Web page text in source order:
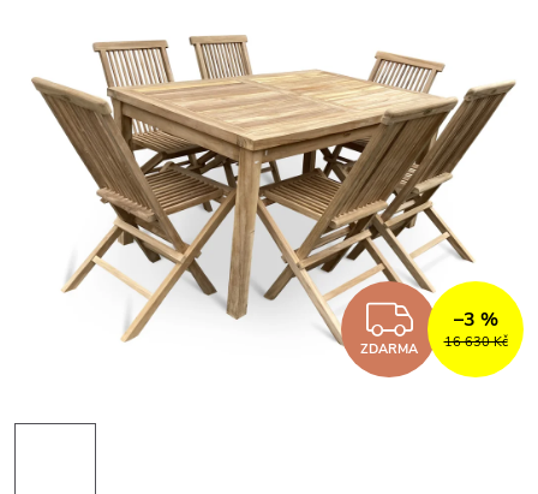
ZDARMA 16 630 Kč
–3 %